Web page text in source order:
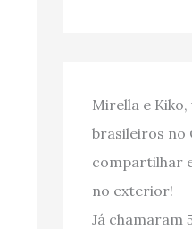
Mirella e Kiko,
brasileiros no
compartilhar
no exterior!
Já chamaram